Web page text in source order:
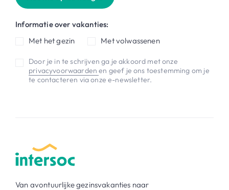
Informatie over vakanties:
Met het gezin
Met volwassenen
Door je in te schrijven ga je akkoord met onze
privacyvoorwaardenen geef je ons toestemming om je
te contacteren via onze e-newsletter.
Van avontuurlijke gezinsvakanties naar